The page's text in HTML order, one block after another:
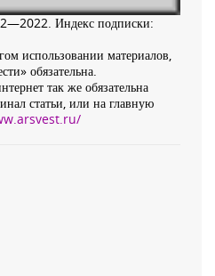
Индекс подписки:
использовании материалов,
обязательна.
так же обязательна
статьи, или на главную